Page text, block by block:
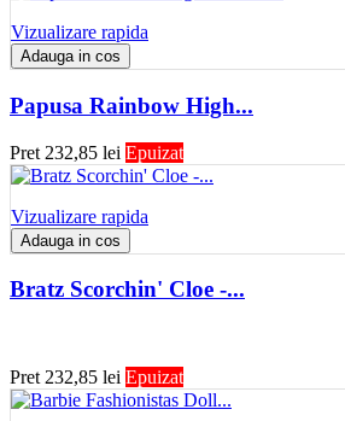
Vizualizare rapida
Adauga in cos
Papusa Rainbow High...
Pret 232,85 lei Epuizat
Vizualizare rapida
Adauga in cos
Bratz Scorchin' Cloe -...
Pret 232,85 lei Epuizat